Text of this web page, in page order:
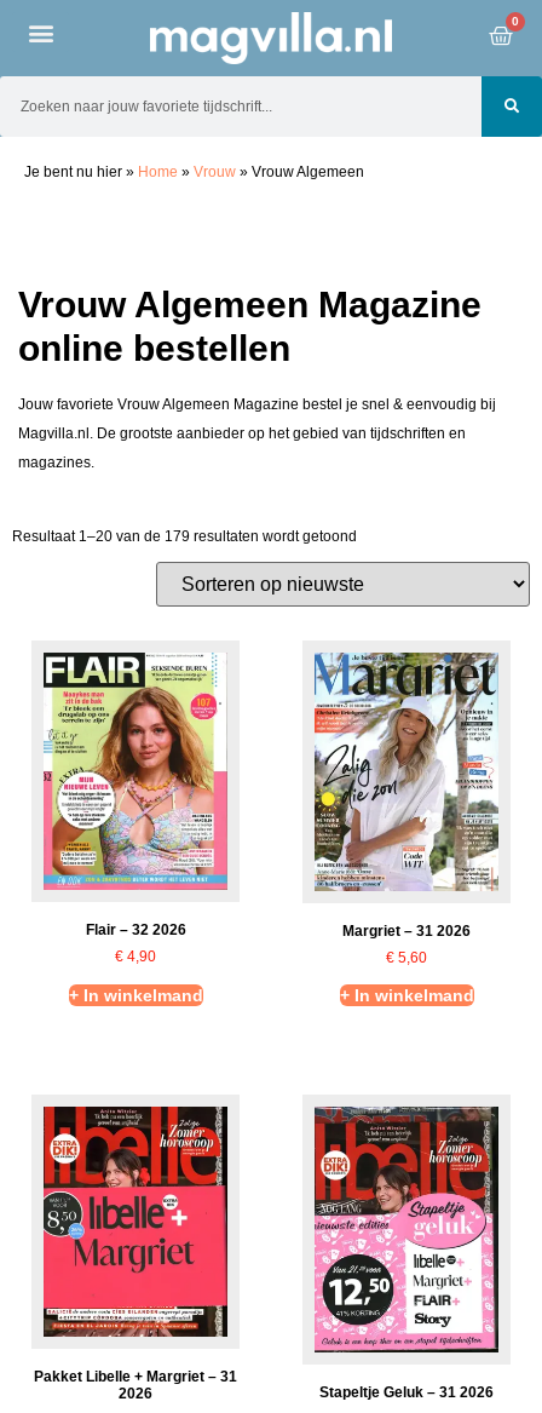
0
Je bent nu hier » Home » Vrouw » Vrouw Algemeen
Vrouw Algemeen Magazine
online bestellen
Jouw favoriete Vrouw Algemeen Magazine bestel je snel & eenvoudig bij
Magvilla.nl. De grootste aanbieder op het gebied van tijdschriften en
magazines.
Resultaat 1–20 van de 179 resultaten wordt getoond
Flair – 32 2026
€ 4,90
+ In winkelmand
Margriet – 31 2026
€ 5,60
+ In winkelmand
Pakket Libelle + Margriet – 31
2026
Stapeltje Geluk – 31 2026